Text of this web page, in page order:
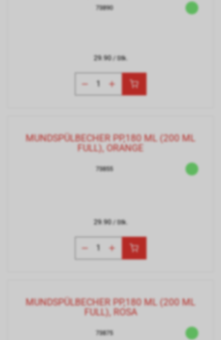
73890
29.90/ Stk.
MUNDSPÜLBECHER PP,180 ML (200 ML
FULL), ORANGE
73855
29.90/ Stk.
MUNDSPÜLBECHER PP,180 ML (200 ML
FULL), ROSA
73875